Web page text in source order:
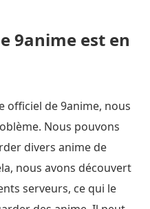
9anime est en
officiel de 9anime, nous
Nous pouvons
divers anime de
nous avons découvert
serveurs, ce qui le